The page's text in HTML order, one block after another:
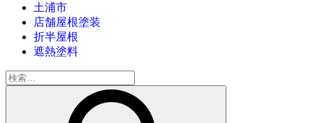
土浦市
店舗屋根塗装
折半屋根
遮熱塗料
検
索: